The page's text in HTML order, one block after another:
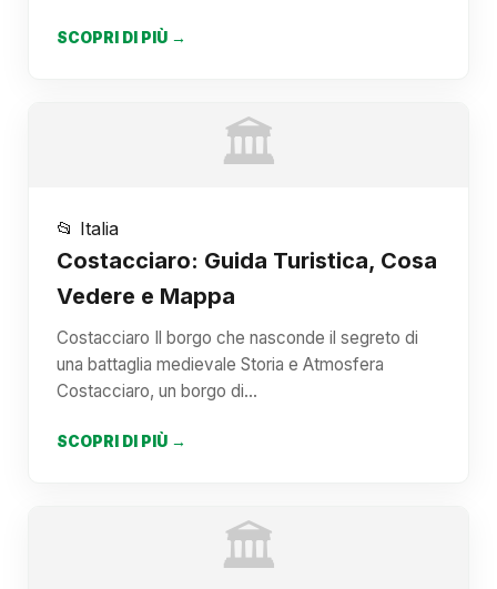
SCOPRI DI PIÙ →
🏛️
📂 Italia
Costacciaro: Guida Turistica, Cosa
Vedere e Mappa
Costacciaro Il borgo che nasconde il segreto di
una battaglia medievale Storia e Atmosfera
Costacciaro, un borgo di…
SCOPRI DI PIÙ →
🏛️